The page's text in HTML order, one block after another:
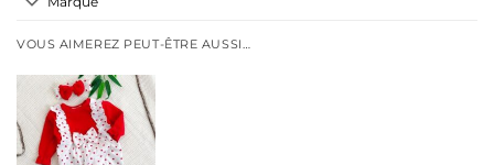
VOUS AIMEREZ PEUT-ÊTRE AUSSI…